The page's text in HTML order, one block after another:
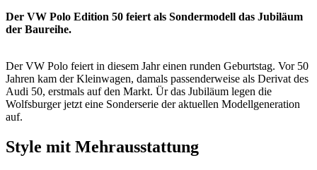
Der VW Polo Edition 50 feiert als Sondermodell das Jubiläum
der Baureihe.
Der VW Polo feiert in diesem Jahr einen runden Geburtstag. Vor 50
Jahren kam der Kleinwagen, damals passenderweise als Derivat des
Audi 50, erstmals auf den Markt. Ür das Jubiläum legen die
Wolfsburger jetzt eine Sonderserie der aktuellen Modellgeneration
auf.
Style mit Mehrausstattung